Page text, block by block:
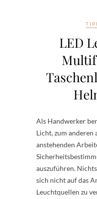
LED
Als Handwerker
Licht, zum anderen
anstehenden
auszuführen.
sich nicht auf das
Leuchtquellen zu